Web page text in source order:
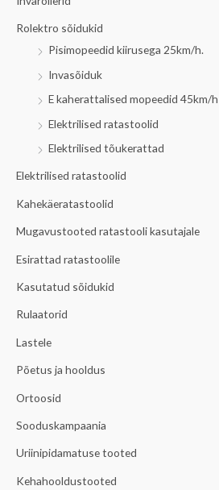
Rolektro sõidukid
Pisimopeedid kiirusega 25km/h.
Invasõiduk
E kaherattalised mopeedid 45km/h
Elektrilised ratastoolid
Elektrilised tõukerattad
Elektrilised ratastoolid
Kahekäeratastoolid
Mugavustooted ratastooli kasutajale
Esirattad ratastoolile
Kasutatud sõidukid
Rulaatorid
Lastele
Põetus ja hooldus
Ortoosid
Sooduskampaania
Uriinipidamatuse tooted
Kehahooldustooted